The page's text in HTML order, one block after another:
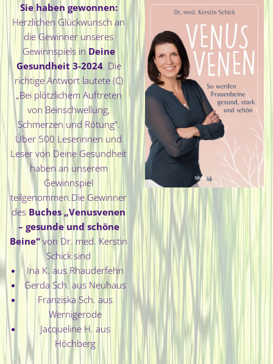
Sie haben gewonnen:
Herzlichen Glückwunsch an
die Gewinner unseres
Gewinnspiels inDeine
Gesundheit 3-2024. Die
richtige Antwort lautete (C)
„Bei plötzlichem Auftreten
von Beinschwellung,
Schmerzen und Rötung“.
Über 500 Leserinnen und
Leser von Deine Gesundheit
haben an unserem
Gewinnspiel
teilgenommen.Die Gewinner
des Buches „Venusvenen
– gesunde und schöne
Beine“von Dr. med. Kerstin
Schick sind
Ina K. aus Rhauderfehn
Gerda Sch. aus Neuhaus
Franziska Sch. aus
Wernigerode
Jacqueline H. aus
Höchberg